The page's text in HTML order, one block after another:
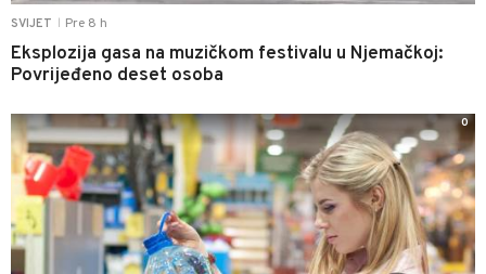
SVIJET Pre 8 h
Eksplozija gasa na muzičkom festivalu u Njemačkoj:
Povrijeđeno deset osoba
0